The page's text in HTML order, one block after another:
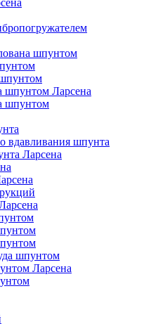
шпунтом
шпунтом Ларсена
шпунтом
вдавливания шпунта
Ларсена
шпунтом
Ларсена